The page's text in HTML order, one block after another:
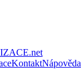
.net
KontaktNápověda